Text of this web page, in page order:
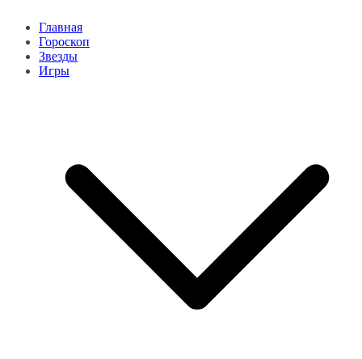
Главная
Гороскоп
Звезды
Игры